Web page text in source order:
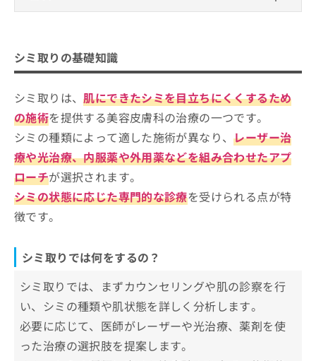
シミ取りを検討する目安
シミ取りを受けるクリニック、どうやって選べ
ばいい？
シミ取りを受けるクリニックを選ぶ際
にチェックする4つのポイント
そもそもシミってなに？シミ取りやレーザーのわ
かりやすい紹介もあり！
新宿区で評判のシミ取りにおすすめの
クリニック5選
飯田橋ともじり皮ふ科
新宿フェミークリニック美容皮膚科
【シミ取りの基礎知識】これを知ってからシミ
取りの施術を検討しよう！
シミってなに？シミについての基礎知
シミ取りの基礎知識
シミ取りは、肌にできたシミを目立ちにくくするため
の施術を提供する美容皮膚科の治療の一つです。
シミの種類によって適した施術が異なり、レーザー治
療や光治療、内服薬や外用薬などを組み合わせたアプ
ローチが選択されます。
シミの状態に応じた専門的な診療を受けられる点が特
徴です。
シミ取りでは何をするの？
シミ取りでは、まずカウンセリングや肌の診察を行
い、シミの種類や肌状態を詳しく分析します。
必要に応じて、医師がレーザーや光治療、薬剤を使
った治療の選択肢を提案します。
きま
承く
ださ
申
み
は
ち
掲
載
情
報
の
修
正
こ
ら
そ
の
他
の
ら
料
情
報
拡
充
の
お
申
し
込
は
こ
ち
ら